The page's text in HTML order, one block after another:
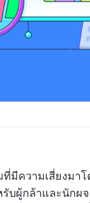
ที่มีความเสี่ยงมา
รับผู้กล้าและนักผ